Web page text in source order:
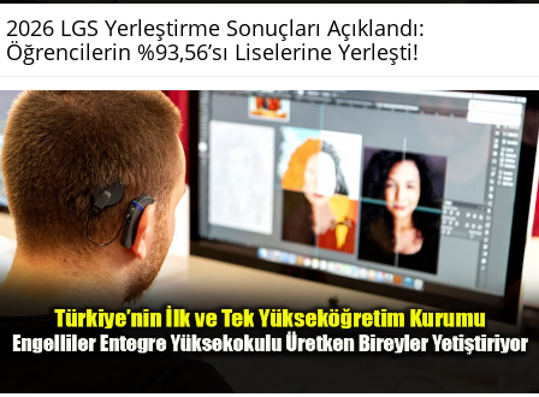
2026 LGS Yerleştirme Sonuçları Açıklandı:
Öğrencilerin %93,56’sı Liselerine Yerleşti!